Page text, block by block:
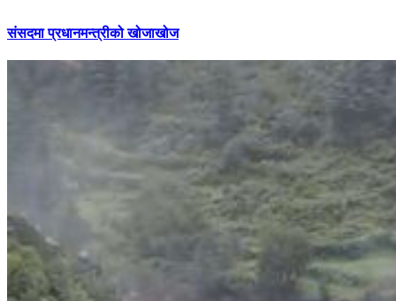
संसदमा प्रधानमन्त्रीको खोजाखोज